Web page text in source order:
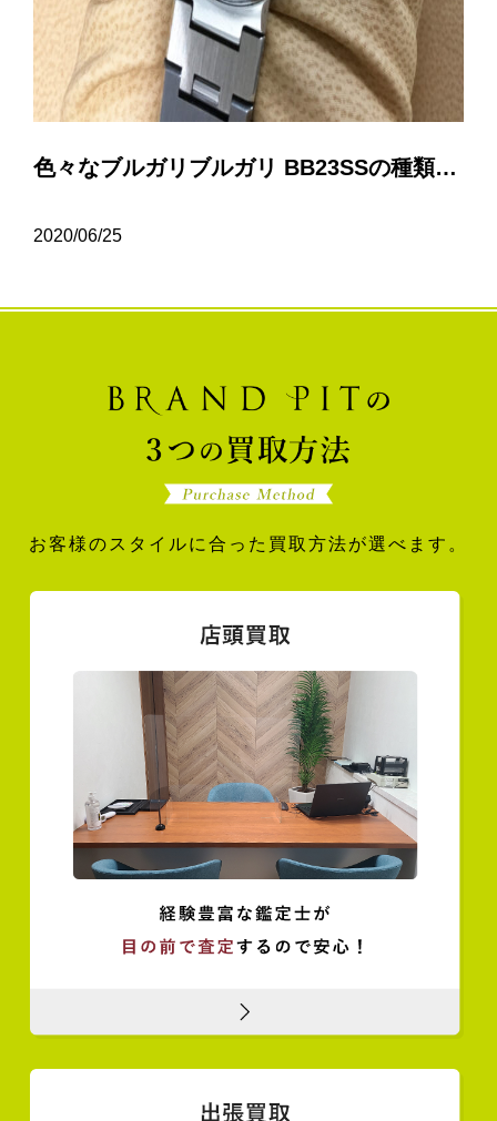
色々なブルガリブルガリ BB23SSの種類について…
2020/06/25
お客様のスタイルに合った買取方法が選べます。